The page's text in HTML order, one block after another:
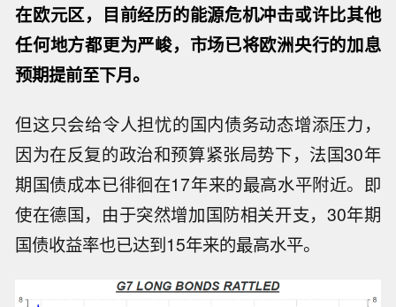
在欧元区，目前经历的能源危机冲击或许比其他
任何地方都更为严峻，市场已将欧洲央行的加息
预期提前至下月。
但这只会给令人担忧的国内债务动态增添压力，
因为在反复的政治和预算紧张局势下，法国30年
期国债成本已徘徊在17年来的最高水平附近。即
使在德国，由于突然增加国防相关开支，30年期
国债收益率也已达到15年来的最高水平。